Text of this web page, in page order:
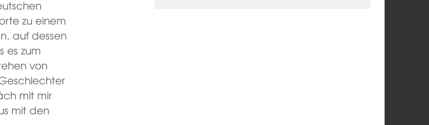
zu einem
auf dessen
es zum
von
mit mir
mit den